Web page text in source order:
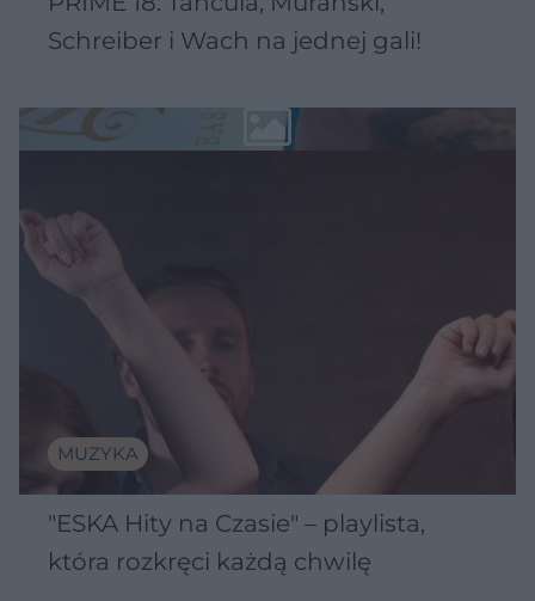
Schreiber i Wach na jednej gali!
MUZYKA
"ESKA Hity na Czasie" – playlista,
która rozkręci każdą chwilę